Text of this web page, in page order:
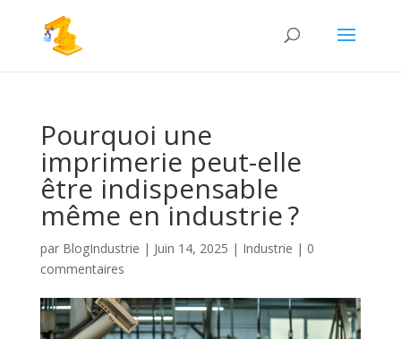
Pourquoi une
imprimerie peut-elle
être indispensable
même en industrie ?
par BlogIndustrie | Juin 14, 2025 | Industrie | 0
commentaires